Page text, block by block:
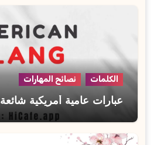
الكلمات نصائح المهارات
عبارات عامية أمريكية شائعة